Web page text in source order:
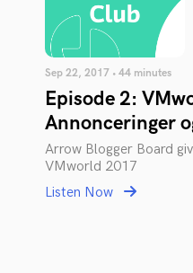
Sep 22, 2017 • 44 minutes
Episode 2:
Annonceringer
Arrow Blogger Board
VMworld 2017
Listen Now